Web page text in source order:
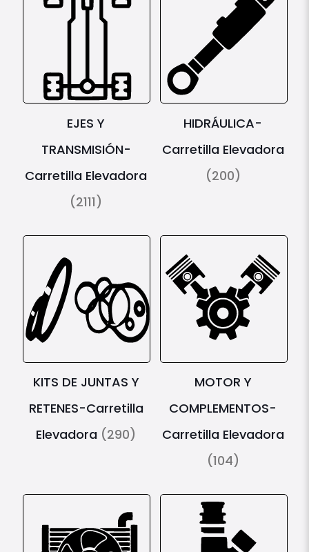
EJES Y
TRANSMISIÓN-
Carretilla Elevadora
(2111)
HIDRÁULICA-
Carretilla Elevadora
(200)
KITS DE JUNTAS Y
RETENES-Carretilla
Elevadora (290)
MOTOR Y
COMPLEMENTOS-
Carretilla Elevadora
(104)